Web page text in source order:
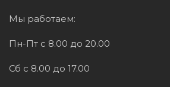
Мы работаем:
Пн-Пт с 8.00 до 20.00
Сб с 8.00 до 17.00